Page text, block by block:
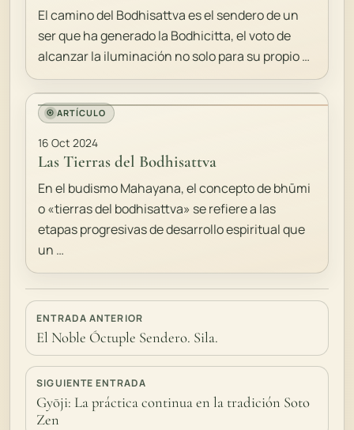
El camino del Bodhisattva es el sendero de un
ser que ha generado la Bodhicitta, el voto de
alcanzar la iluminación no solo para su propio …
ARTÍCULO
16 Oct 2024
Las Tierras del Bodhisattva
En el budismo Mahayana, el concepto de bhūmi
o «tierras del bodhisattva» se refiere a las
etapas progresivas de desarrollo espiritual que
un …
ENTRADA ANTERIOR
El Noble Óctuple Sendero. Sila.
SIGUIENTE ENTRADA
Gyōji: La práctica continua en la tradición Soto
Zen